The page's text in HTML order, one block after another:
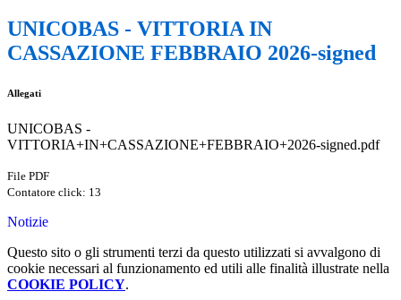
UNICOBAS - VITTORIA IN
CASSAZIONE FEBBRAIO 2026-signed
Allegati
UNICOBAS -
VITTORIA+IN+CASSAZIONE+FEBBRAIO+2026-signed.pdf
File PDF
Contatore click: 13
Notizie
Questo sito o gli strumenti terzi da questo utilizzati si avvalgono di
cookie necessari al funzionamento ed utili alle finalità illustrate nella
COOKIE POLICY.